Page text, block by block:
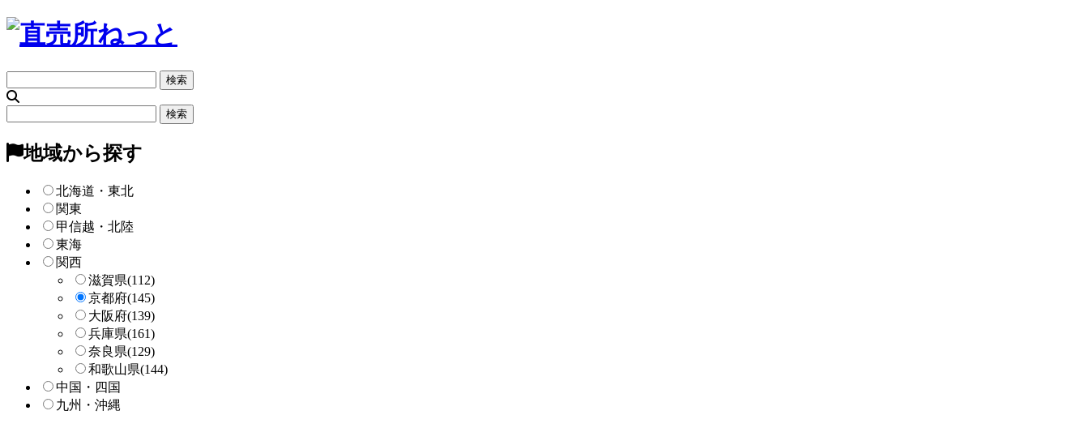
リ
索
ー
検
地域から探す
北海道・東北
関東
甲信越・北陸
東海
関西
滋賀県(112)
京都府(145)
大阪府(139)
兵庫県(161)
奈良県(129)
和歌山県(144)
中国・四国
九州・沖縄